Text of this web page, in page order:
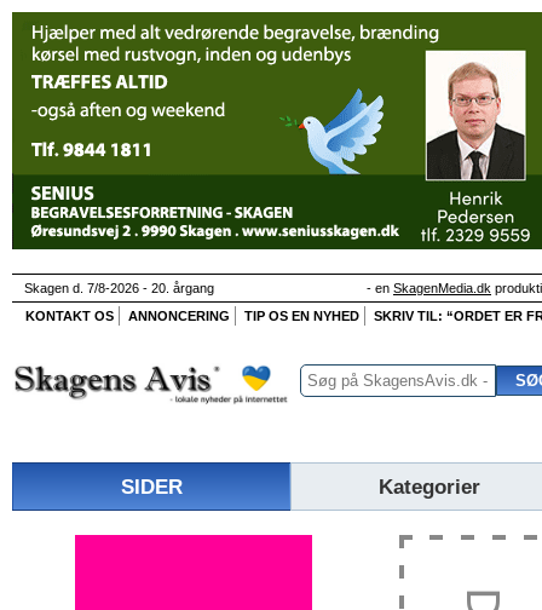
Skagen d. 7/8-2026 - 20. årgang - en SkagenMedia.dk
KONTAKT OS
ANNONCERING TIP OS EN NYHED SKRIV TIL: “ORDET ER
SIDER Kategorier